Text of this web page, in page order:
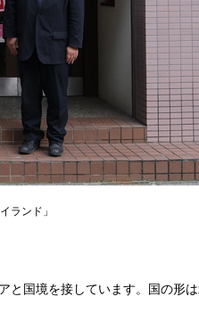
ランド」
国境を接しています。国の形